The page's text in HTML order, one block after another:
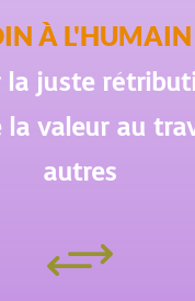
À L'HUMAIN
la juste
la valeur au
autres
+